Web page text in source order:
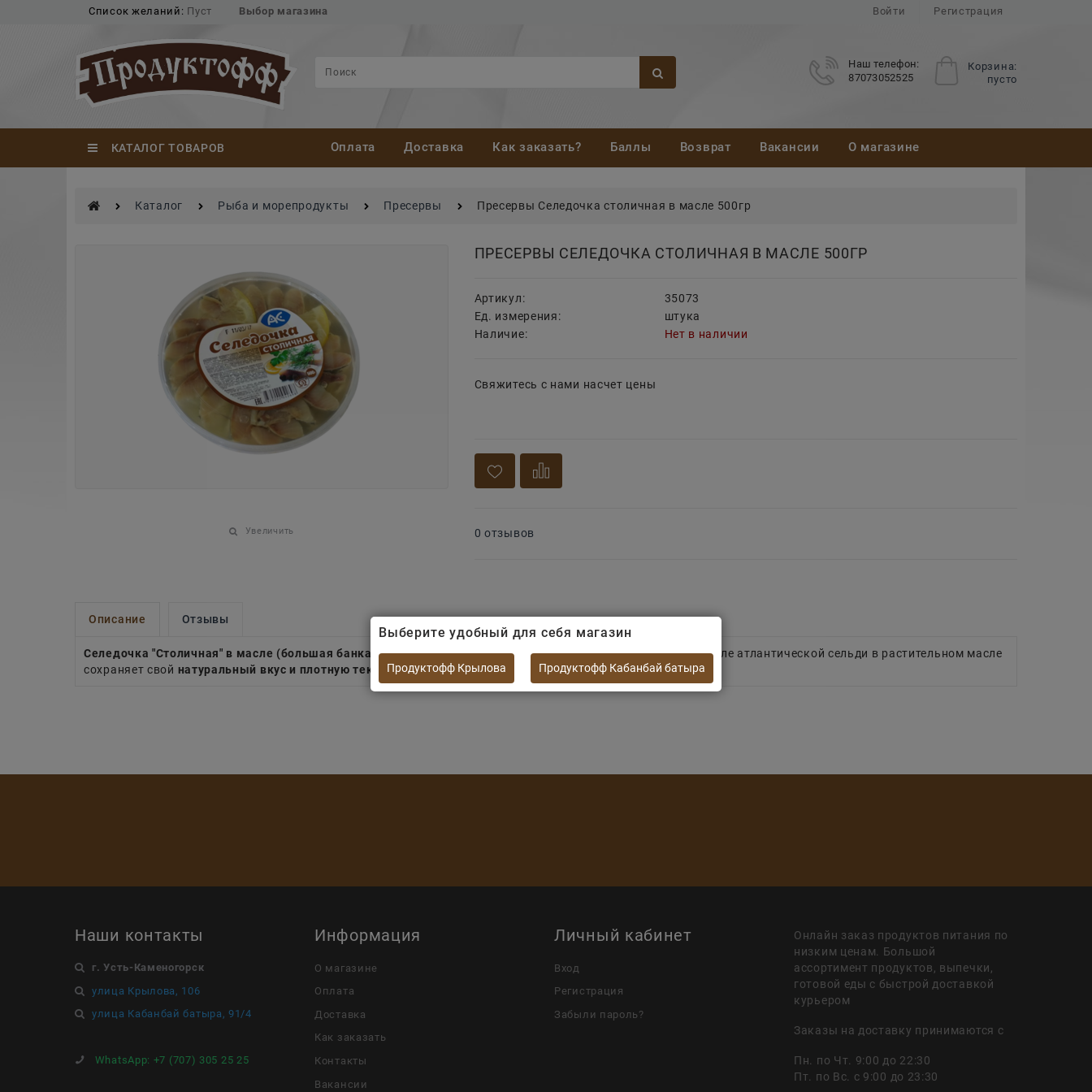
Список желаний: Пуст Выбор магазина Войти Регистрация
Корзина:
пусто
Наш телефон:
87073052525
КАТАЛОГ ТОВАРОВ Оплата Доставка Как заказать? Баллы Возврат Вакансии О магазине
Каталог Рыба и морепродукты Пресервы Пресервы Селедочка столичная в масле 500гр
Увеличить
ПРЕСЕРВЫ СЕЛЕДОЧКА СТОЛИЧНАЯ В МАСЛЕ 500ГР
Артикул:
35073
Ед. измерения:
штука
Наличие:
Нет в наличии
Свяжитесь с нами насчет цены
0 отзывов
Описание Отзывы
Селедочка "Столичная" в масле (большая банка)
— это классическая закуска для всей семьи. Отборное филе атлантической сельди в растительном масле
сохраняет свой натуральный вкус и плотную текстуру. Идеально подходит к картофелю.
Наши контакты
г. Усть-Каменогорск
улица Крылова, 106
улица Кабанбай батыра, 91/4
WhatsApp: +7 (707) 305 25 25
Информация
О магазине
Оплата
Доставка
Как заказать
Контакты
Вакансии
Личный кабинет
Вход
Регистрация
Забыли пароль?
Онлайн заказ продуктов питания по
низким ценам. Большой
ассортимент продуктов, выпечки,
готовой еды с быстрой доставкой
курьером
Заказы на доставку принимаются с
Пн. по Чт. 9:00 до 22:30
Пт. по Вс. с 9:00 до 23:30
Выберите удобный для себя магазин
Продуктофф Крылова Продуктофф Кабанбай батыра